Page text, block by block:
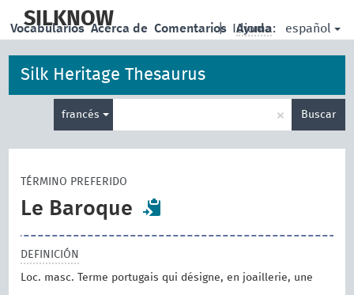
main
SILKNOW | Idioma: español
Vocabularios Acerca de Comentarios Ayuda
Silk Heritage Thesaurus
francés × Buscar
TÉRMINO PREFERIDO
Le Baroque
DEFINICIÓN
Loc. masc. Terme portugais qui désigne, en joaillerie, une